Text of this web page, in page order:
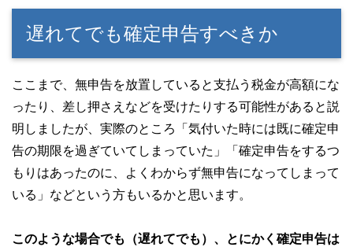
遅れてでも確定申告すべきか
ここまで、無申告を放置していると支払う税金が高額にな
ったり、差し押さえなどを受けたりする可能性があると説
明しましたが、実際のところ「気付いた時には既に確定申
告の期限を過ぎていてしまっていた」「確定申告をするつ
もりはあったのに、よくわからず無申告になってしまって
いる」などという方もいるかと思います。
このような場合でも（遅れてでも）、とにかく確定申告は